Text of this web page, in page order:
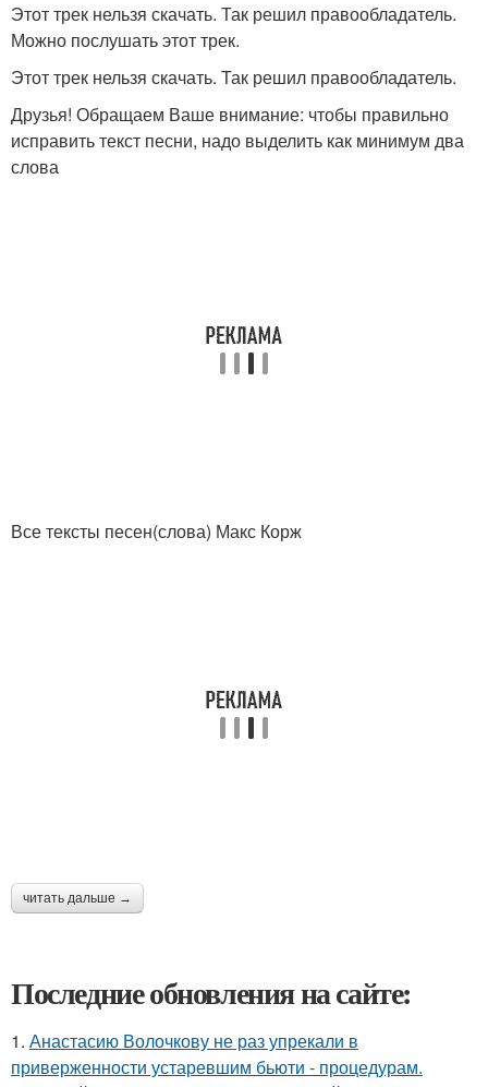
Этот трек нельзя скачать. Так решил правообладатель.
Можно послушать этот трек.
Этот трек нельзя скачать. Так решил правообладатель.
Друзья! Обращаем Ваше внимание: чтобы правильно
исправить текст песни, надо выделить как минимум два
слова
Все тексты песен(слова) Макс Корж
читать дальше →
Последние обновления на сайте:
1. Анастасию Волочкову не раз упрекали в
приверженности устаревшим бьюти - процедурам.